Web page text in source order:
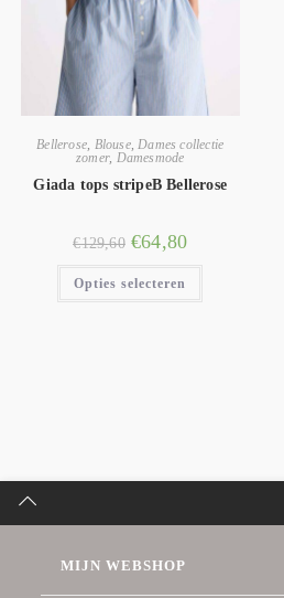
Bellerose Blouse, Dames collectie
zomer, Damesmode
Giada tops stripeB Bellerose
€129,60 €64,80
Opties selecteren
MIJN WEBSHOP